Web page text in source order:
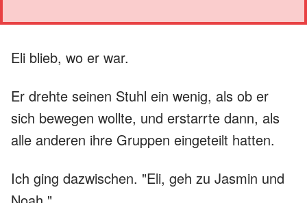
Eli blieb, wo er war.
Er drehte seinen Stuhl ein wenig, als ob er
sich bewegen wollte, und erstarrte dann, als
alle anderen ihre Gruppen eingeteilt hatten.
Ich ging dazwischen. "Eli, geh zu Jasmin und